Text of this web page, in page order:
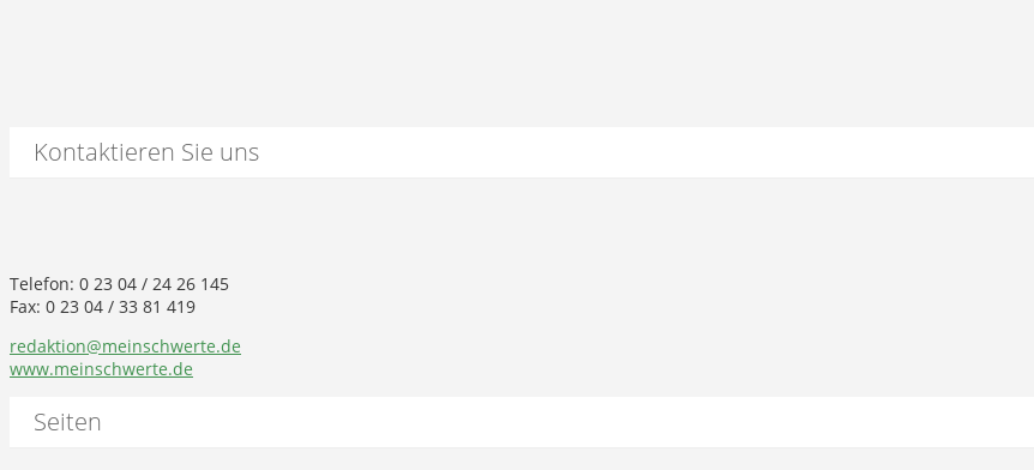
Kontaktieren Sie uns
Telefon: 0 23 04 / 24 26 145
Fax: 0 23 04 / 33 81 419
redaktion@meinschwerte.de
www.meinschwerte.de
Seiten